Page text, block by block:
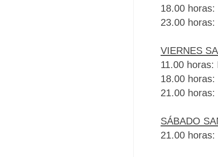
18.00 horas:
23.00
VIERNES
11.00 horas:
18.00 horas:
21.00
SÁBADO
21.00 horas: